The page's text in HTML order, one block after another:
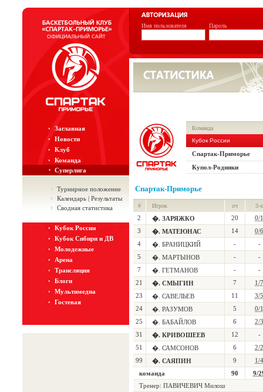
Имя пользователя Пароль
Заглавная
Новости
Клуб
Команда
Суперлига
Турнирное положение
Календарь | Результаты
Сводная статистика
Кубок России
Кубок Сибири и ДВ
Молодежные
Арена
Трансляция
Блоги
Мультимедиа
Гостевая
Команда
Кубок России
Спартак-Приморье
Купол-Родники
Спартак-Приморье
# Игрок оч 3-х
2 �. ЗАРЯЖКО 20
0/1
3
�. МАТЕЮНАС 14
0/6
4
�. БРАНИЦКИЙ -
-
5
�. МАРТЫНОВ -
-
7
�. ГЕТМАНОВ -
-
21
�. СМЫГИН 7
1/7
23
�. САВЕЛЬЕВ 11
3/5
24
�. РАЗУМОВ 5
0/1
25
�. БАБАЙЛОВ 6
2/3
31
�. КРИВОШЕЕВ 12
-
51
�. САМСОНОВ 6
2/2
99
�. САЯПИН 9
1/4
команда
90
9/
Тренер: ПАВИЧЕВИЧ Милош